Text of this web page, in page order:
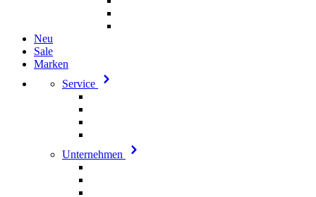
Neu
Sale
Marken
Service
Unternehmen